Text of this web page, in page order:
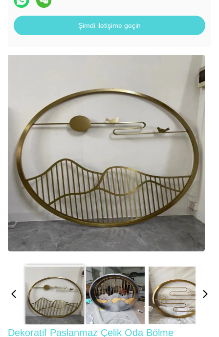
Şimdi iletişime geçin
Dekoratif Paslanmaz Çelik Oda Bölme